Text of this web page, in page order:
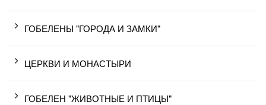
ГОБЕЛЕНЫ "ГОРОДА И ЗАМКИ"
ЦЕРКВИ И МОНАСТЫРИ
ГОБЕЛЕН "ЖИВОТНЫЕ И ПТИЦЫ"